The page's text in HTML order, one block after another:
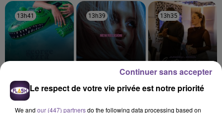
13h41
13h41
GEORGE EZRA
Shotgun
13h39
13h39
New Religion
13h35
13h35
Juste Un Peu
Le respect de votre vie privée est notre priorité
We and our (447) partnersdo the following data processing based on
Continuer sans accepter